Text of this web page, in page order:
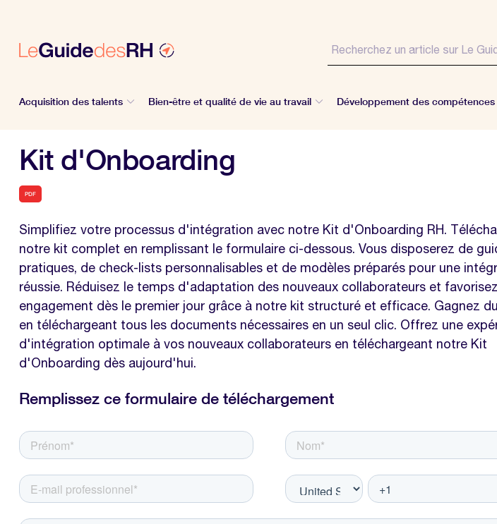
Acquisition des talents Bien-être et qualité de vie au travail Développement des compétences
Kit d'Onboarding
PDF
Simplifiez votre processus d'intégration avec notre Kit d'Onboarding RH.
notre kit complet en remplissant le formulaire ci-dessous. Vous disposerez de
pratiques, de check-lists personnalisables et de modèles préparés pour une
réussie. Réduisez le temps d'adaptation des nouveaux collaborateurs et
engagement dès le premier jour grâce à notre kit structuré et efficace. Gagnez
en téléchargeant tous les documents nécessaires en un seul clic. Offrez une
d'intégration optimale à vos nouveaux collaborateurs en téléchargeant notre Kit
d'Onboarding dès aujourd'hui.
Remplissez ce formulaire de téléchargement